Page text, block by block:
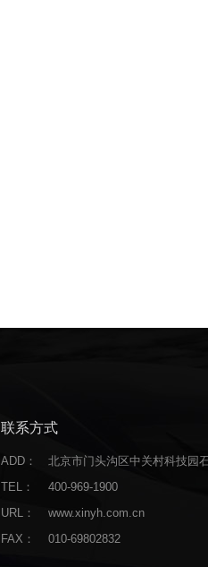
联系方式
ADD：
北京市门头沟区中关村科技园
TEL：
400-969-1900
URL：
www.xinyh.com.cn
FAX：
010-69802832